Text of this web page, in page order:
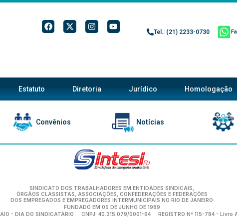
F
a
k
X
-
e
I
n
a
m
Y
o
Tel.: (21) 2233-0730
Estatuto Diretoria Jurídico Homologação
Convênios Notícias
SINDICATO DOS TRABALHADORES EM ENTIDADES SINDICAIS,
ÓRGÃOS CLASSISTAS, ASSOCIAÇÕES, CONFEDERAÇÕES E FEDERAÇÕES
DOS EMPREGADOS E EMPREGADORES INTERMUNICIPAIS NO RIO DE JANEIRO
FUNDADO EM 05 DE JUNHO DE 1989
- DIA DO SINDICATÁRIO
CNPJ: 40.315.079/0001-64 REGISTRO Nº 115-784 - Livro